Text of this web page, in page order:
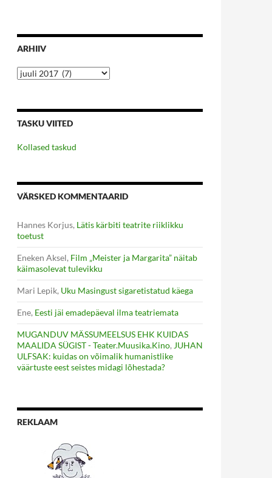
ARHIIV
Arhiiv
TASKU VIITED
Kollased taskud
VÄRSKED KOMMENTAARID
Hannes Korjus, Lätis kärbiti teatrite riiklikku
toetust
Eneken Aksel, Film „Meister ja Margarita” näitab
käimasolevat tulevikku
Mari Lepik, Uku Masingust sigaretistatud käega
Ene, Eesti jäi emadepäeval ilma teatriemata
MUGANDUV MÄSSUMEELSUS EHK KUIDAS
MAALIDA SÜGIST - Teater.Muusika.Kino, JUHAN
ULFSAK: kuidas on võimalik humanistlike
väärtuste eest seistes midagi lõhestada?
REKLAAM